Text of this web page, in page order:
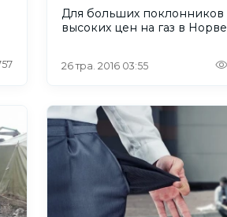
Для больших поклонников
высоких цен на газ в
26 тра. 2016 03:55